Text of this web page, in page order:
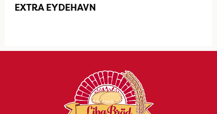
EXTRA EYDEHAVN